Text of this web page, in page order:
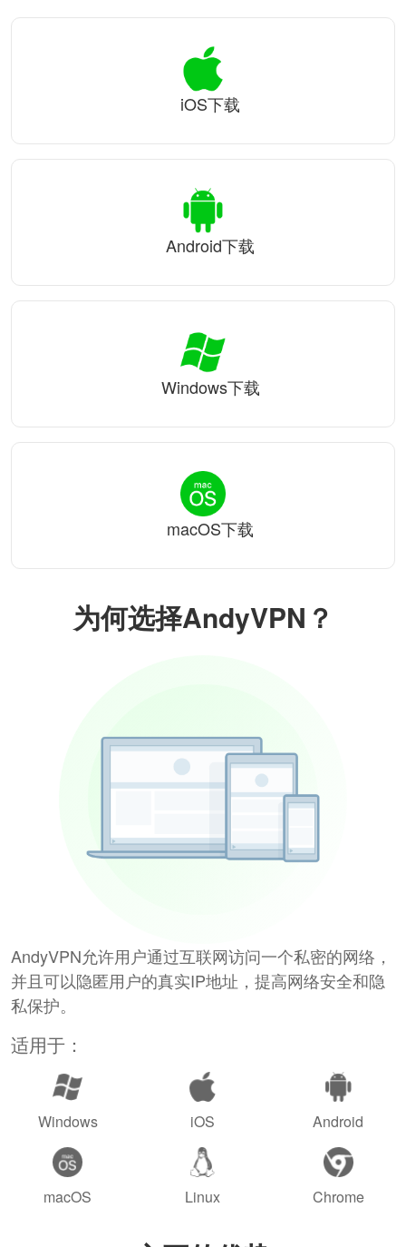
为何选择AndyVPN？
AndyVPN允许用户通过互联网访问一个私密的网络，
并且可以隐匿用户的真实IP地址，提高网络安全和隐
私保护。
适用于：
Windows iOS Android
macOS Linux Chrome
iOS下载
Android下载
Windows下载
macOS下载